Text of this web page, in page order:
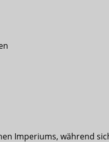
Imperiums, während